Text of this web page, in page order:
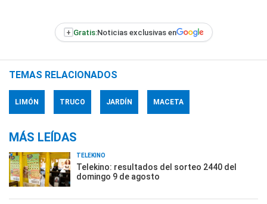
+ Gratis:Noticias exclusivas en
TEMAS RELACIONADOS
LIMÓN TRUCO JARDÍN MACETA
MÁS LEÍDAS
TELEKINO
Telekino: resultados del sorteo 2440 del
domingo 9 de agosto